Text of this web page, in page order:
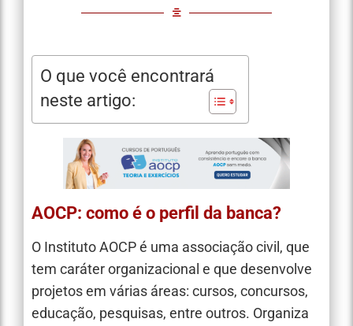
O que você encontrará
neste artigo:
AOCP: como é o perfil da banca?
O Instituto AOCP é uma associação civil, que
tem caráter organizacional e que desenvolve
projetos em várias áreas: cursos, concursos,
educação, pesquisas, entre outros. Organiza